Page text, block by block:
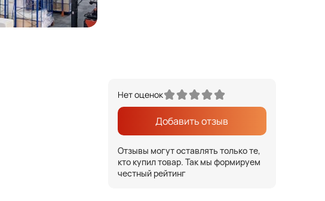
Нет оценок
Добавить отзыв
Отзывы могут оставлять только те,
кто купил товар. Так мы формируем
честный рейтинг